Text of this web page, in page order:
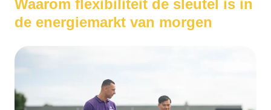
Waarom flexibiliteit de sleutel is in
de energiemarkt van morgen